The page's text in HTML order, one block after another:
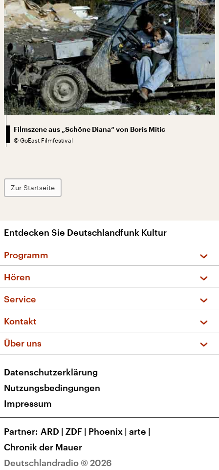
Filmszene aus „Schöne Diana“ von Boris Mitic
© GoEast Filmfestival
Zur Startseite
Entdecken Sie Deutschlandfunk Kultur
Programm
Sendungen und Podcasts
Musikliste
Kakadu – Das Kinderprogramm
Hören
Frequenzen (UKW + DAB+)
Service
FAQ
Apps
Newsletter
Kontakt
Social Media
Über uns
Presse
Karriere
Transparenz
Deutschlandradio © 2026
Datenschutzerklärung
Nutzungsbedingungen
Impressum
Partner ARD | ZDF | Phoenix | arte |
Chronik der Mauer